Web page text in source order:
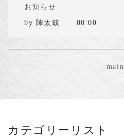
お知らせ
by 陣太鼓 00:00
main
カテゴリーリスト